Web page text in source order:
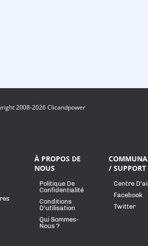
2008-2026 Clicandpower
À PROPOS DE
NOUS
Politique De
Confidentialité
Conditions
D'utilisation
Qui Sommes-
Nous ?
/ SUPPORT
Centre
Facebook
Twitter